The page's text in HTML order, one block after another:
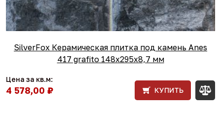
SilverFox Керамическая плитка под камень Anes
417 grafito 148x295х8,7 мм
Цена за кв.м:
4 578,00 ₽ КУПИТЬ